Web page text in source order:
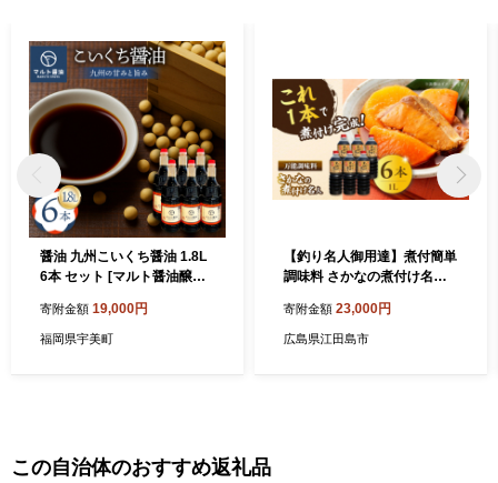
醤油 九州こいくち醤油 1.8L
6本 セット [マルト醤油醸造
20004] しょうゆ 濃口醤油 こ
いくち醤油 調味料
寄附金額 19,000円
福岡県宇美町
【釣り名人御用達】煮付簡単
調味料 さかなの煮付け名人 1
康 濃口 和食 醤油 しょう油
しょうゆ お醤油 セット 詰め
寄附金額 23,000円
広島県江田島市
この自治体のおすすめ返礼品